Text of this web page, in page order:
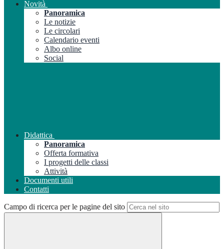
Novità
Panoramica
Le notizie
Le circolari
Calendario eventi
Albo online
Social
Didattica
Panoramica
Offerta formativa
I progetti delle classi
Attività
Documenti utili
Contatti
Campo di ricerca per le pagine del sito